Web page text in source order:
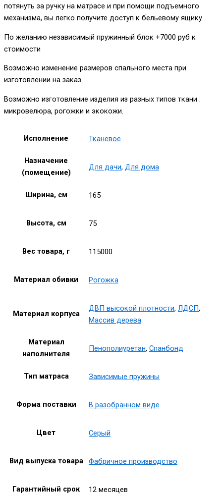
потянуть за ручку на матрасе и при помощи подъемного
механизма, вы легко получите доступ к бельевому ящику.
По желанию независимый пружинный блок +7000 руб к
стоимости
Возможно изменение размеров спального места при
изготовлении на заказ.
Возможно изготовление изделия из разных типов ткани :
микровелюра, рогожки и экокожи.
Исполнение Тканевое
Назначение
(помещение)
Для дачи, Для дома
Ширина, см 165
Высота, см 75
Вес товара, г 115000
Материал обивки Рогожка
Материал корпуса
ДВП высокой плотности, ЛДСП,
Массив дерева
Материал
наполнителя
Пенополиуретан, Спанбонд
Тип матраса Зависимые пружины
Форма поставки В разобранном виде
Цвет Серый
Вид выпуска товара Фабричное производство
Гарантийный срок 12 месяцев